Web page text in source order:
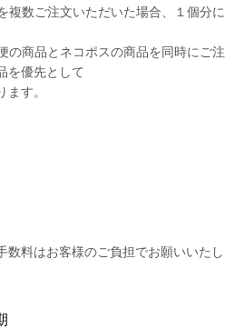
数ご注文いただいた場合、１個分に
商品とネコポスの商品を同時にご注
を優先として
す。
数料はお客様のご負担でお願いいたし